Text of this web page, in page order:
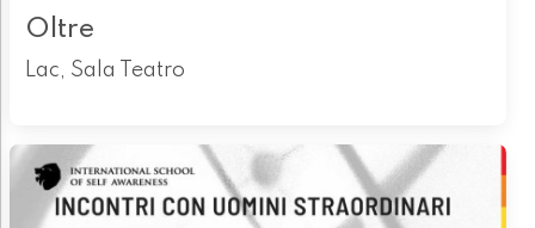
Oltre
Lac, Sala Teatro